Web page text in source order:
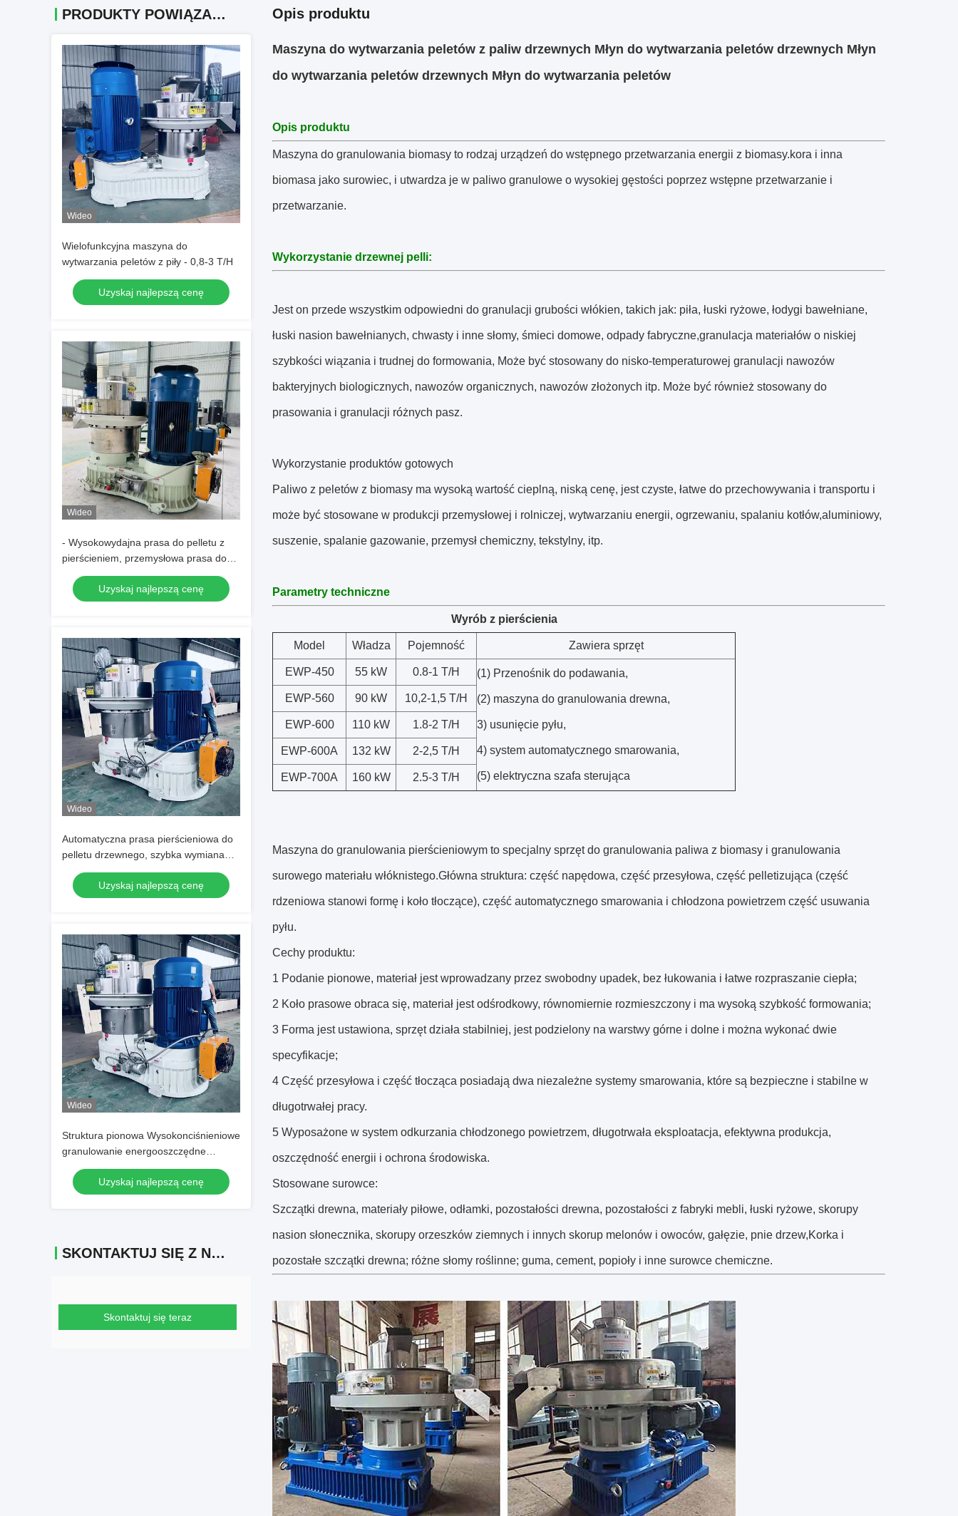
PRODUKTY POWIĄZANE
Wideo
Wielofunkcyjna maszyna do
wytwarzania peletów z piły - 0,8-3 T/H
Uzyskaj najlepszą cenę
Wideo
- Wysokowydajna prasa do pelletu z
pierścieniem, przemysłowa prasa do
pelletu z biomasy o wydajności 1-5
TPH do trocin/odpadów rolniczych
Uzyskaj najlepszą cenę
Wideo
Automatyczna prasa pierścieniowa do
pelletu drzewnego, szybka wymiana
matrycy i niskie zużycie energii dla
biomasyUzyskaj najlepszą cenę
Wideo
Struktura pionowa Wysokonciśnieniowe
granulowanie energooszczędne
pierścień drzewne granulowanie
drzewne do paliwa biomasy
Uzyskaj najlepszą cenę
SKONTAKTUJ SIĘ Z NAMI
Skontaktuj się teraz
Opis produktu
Maszyna do wytwarzania peletów z paliw drzewnych Młyn do wytwarzania peletów drzewnych Młyn
do wytwarzania peletów drzewnych Młyn do wytwarzania peletów
Opis produktu
Maszyna do granulowania biomasy to rodzaj urządzeń do wstępnego przetwarzania energii z biomasy.kora i inna
biomasa jako surowiec, i utwardza je w paliwo granulowe o wysokiej gęstości poprzez wstępne przetwarzanie i
przetwarzanie.
Wykorzystanie drzewnej pelli:
Jest on przede wszystkim odpowiedni do granulacji grubości włókien, takich jak: piła, łuski ryżowe, łodygi bawełniane,
łuski nasion bawełnianych, chwasty i inne słomy, śmieci domowe, odpady fabryczne,granulacja materiałów o niskiej
szybkości wiązania i trudnej do formowania, Może być stosowany do nisko-temperaturowej granulacji nawozów
bakteryjnych biologicznych, nawozów organicznych, nawozów złożonych itp. Może być również stosowany do
prasowania i granulacji różnych pasz.
Wykorzystanie produktów gotowych
Paliwo z peletów z biomasy ma wysoką wartość cieplną, niską cenę, jest czyste, łatwe do przechowywania i transportu i
może być stosowane w produkcji przemysłowej i rolniczej, wytwarzaniu energii, ogrzewaniu, spalaniu kotłów,aluminiowy,
suszenie, spalanie gazowanie, przemysł chemiczny, tekstylny, itp.
Parametry techniczne
Wyrób z pierścienia
Model Władza Pojemność Zawiera sprzęt
EWP-450 55 kW 0.8-1 T/H (1) Przenośnik do podawania,
(2) maszyna do granulowania drewna,
3) usunięcie pyłu,
4) system automatycznego smarowania,
(5) elektryczna szafa sterująca
EWP-560 90 kW 10,2-1,5 T/H
EWP-600 110 kW 1.8-2 T/H
EWP-600A 132 kW 2-2,5 T/H
EWP-700A 160 kW 2.5-3 T/H
Maszyna do granulowania pierścieniowym to specjalny sprzęt do granulowania paliwa z biomasy i granulowania
surowego materiału włóknistego.Główna struktura: część napędowa, część przesyłowa, część pelletizująca (część
rdzeniowa stanowi formę i koło tłoczące), część automatycznego smarowania i chłodzona powietrzem część usuwania
pyłu.
Cechy produktu:
1 Podanie pionowe, materiał jest wprowadzany przez swobodny upadek, bez łukowania i łatwe rozpraszanie ciepła;
2 Koło prasowe obraca się, materiał jest odśrodkowy, równomiernie rozmieszczony i ma wysoką szybkość formowania;
3 Forma jest ustawiona, sprzęt działa stabilniej, jest podzielony na warstwy górne i dolne i można wykonać dwie
specyfikacje;
4 Część przesyłowa i część tłocząca posiadają dwa niezależne systemy smarowania, które są bezpieczne i stabilne w
długotrwałej pracy.
5 Wyposażone w system odkurzania chłodzonego powietrzem, długotrwała eksploatacja, efektywna produkcja,
oszczędność energii i ochrona środowiska.
Stosowane surowce:
Szczątki drewna, materiały piłowe, odłamki, pozostałości drewna, pozostałości z fabryki mebli, łuski ryżowe, skorupy
nasion słonecznika, skorupy orzeszków ziemnych i innych skorup melonów i owoców, gałęzie, pnie drzew,Korka i
pozostałe szczątki drewna; różne słomy roślinne; guma, cement, popioły i inne surowce chemiczne.